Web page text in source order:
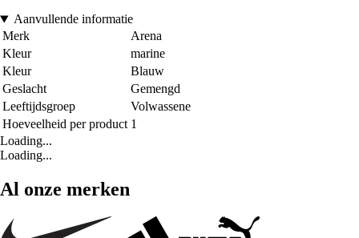
Aanvullende informatie
Merk
Arena
Kleur
marine
Kleur
Blauw
Geslacht
Gemengd
Leeftijdsgroep
Volwassene
Hoeveelheid per product 1
Loading...
Loading...
Al onze merken